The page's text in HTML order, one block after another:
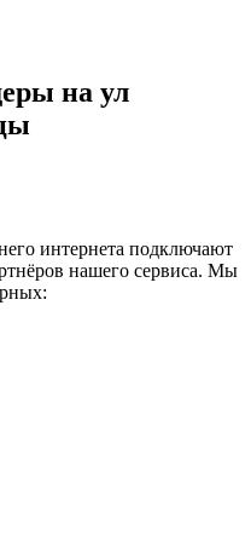
на ул
интернета подключают
нашего сервиса. Мы